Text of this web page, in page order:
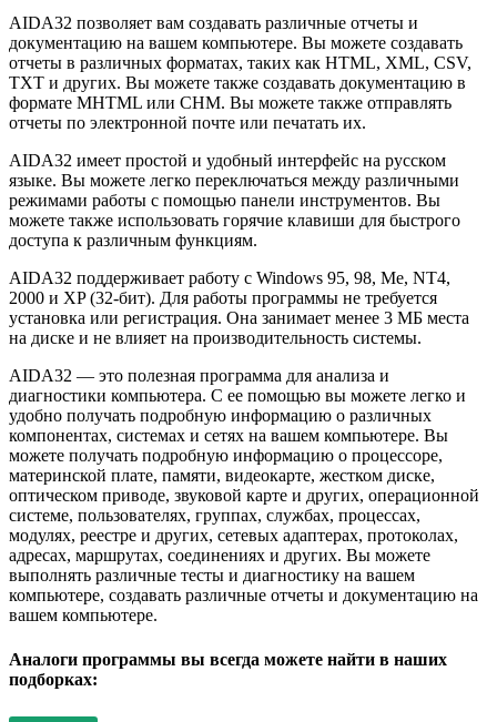
AIDA32 позволяет вам создавать различные отчеты и
документацию на вашем компьютере. Вы можете создавать
отчеты в различных форматах, таких как HTML, XML, CSV,
TXT и других. Вы можете также создавать документацию в
формате MHTML или CHM. Вы можете также отправлять
отчеты по электронной почте или печатать их.
AIDA32 имеет простой и удобный интерфейс на русском
языке. Вы можете легко переключаться между различными
режимами работы с помощью панели инструментов. Вы
можете также использовать горячие клавиши для быстрого
доступа к различным функциям.
AIDA32 поддерживает работу с Windows 95, 98, Me, NT4,
2000 и XP (32-бит). Для работы программы не требуется
установка или регистрация. Она занимает менее 3 МБ места
на диске и не влияет на производительность системы.
AIDA32 — это полезная программа для анализа и
диагностики компьютера. С ее помощью вы можете легко и
удобно получать подробную информацию о различных
компонентах, системах и сетях на вашем компьютере. Вы
можете получать подробную информацию о процессоре,
материнской плате, памяти, видеокарте, жестком диске,
оптическом приводе, звуковой карте и других, операционной
системе, пользователях, группах, службах, процессах,
модулях, реестре и других, сетевых адаптерах, протоколах,
адресах, маршрутах, соединениях и других. Вы можете
выполнять различные тесты и диагностику на вашем
компьютере, создавать различные отчеты и документацию на
вашем компьютере.
Аналоги программы вы всегда можете найти в наших
подборках: